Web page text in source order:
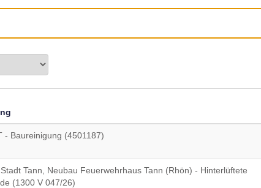
- Baureinigung (4501187)
Tann, Neubau Feuerwehrhaus Tann (Rhön) - Hinterlüftete
(1300 V 047/26)